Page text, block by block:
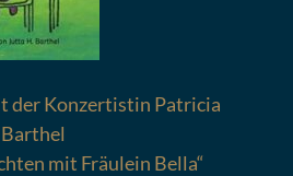
der Konzertistin Patricia
mit Fräulein Bella“